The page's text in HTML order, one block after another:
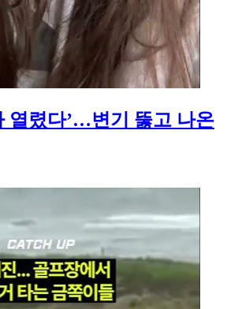
열렸다’…변기 뚫고 나온